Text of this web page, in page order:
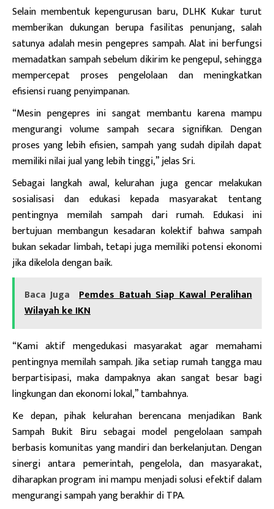
Selain membentuk kepengurusan baru, DLHK Kukar turut
memberikan dukungan berupa fasilitas penunjang, salah
satunya adalah mesin pengepres sampah. Alat ini berfungsi
memadatkan sampah sebelum dikirim ke pengepul, sehingga
mempercepat proses pengelolaan dan meningkatkan
efisiensi ruang penyimpanan.
“Mesin pengepres ini sangat membantu karena mampu
mengurangi volume sampah secara signifikan. Dengan
proses yang lebih efisien, sampah yang sudah dipilah dapat
memiliki nilai jual yang lebih tinggi,” jelas Sri.
Sebagai langkah awal, kelurahan juga gencar melakukan
sosialisasi dan edukasi kepada masyarakat tentang
pentingnya memilah sampah dari rumah. Edukasi ini
bertujuan membangun kesadaran kolektif bahwa sampah
bukan sekadar limbah, tetapi juga memiliki potensi ekonomi
jika dikelola dengan baik.
Baca Juga
Pemdes Batuah Siap Kawal Peralihan
Wilayah ke IKN
“Kami aktif mengedukasi masyarakat agar memahami
pentingnya memilah sampah. Jika setiap rumah tangga mau
berpartisipasi, maka dampaknya akan sangat besar bagi
lingkungan dan ekonomi lokal,” tambahnya.
Ke depan, pihak kelurahan berencana menjadikan Bank
Sampah Bukit Biru sebagai model pengelolaan sampah
berbasis komunitas yang mandiri dan berkelanjutan. Dengan
sinergi antara pemerintah, pengelola, dan masyarakat,
diharapkan program ini mampu menjadi solusi efektif dalam
mengurangi sampah yang berakhir di TPA.